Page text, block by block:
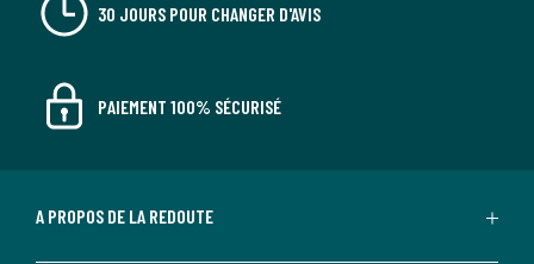
30 JOURS POUR CHANGER D'AVIS
PAIEMENT 100% SÉCURISÉ
A PROPOS DE LA REDOUTE